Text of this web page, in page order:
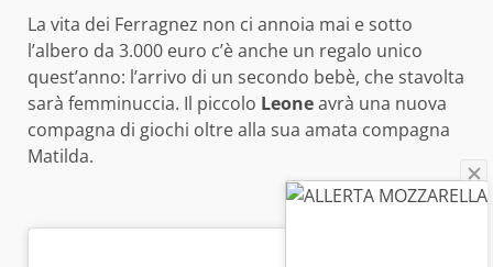
La vita dei Ferragnez non ci annoia mai e sotto
l’albero da 3.000 euro c’è anche un regalo unico
quest’anno: l’arrivo di un secondo bebè, che stavolta
sarà femminuccia. Il piccolo Leoneavrà una nuova
compagna di giochi oltre alla sua amata compagna
Matilda.